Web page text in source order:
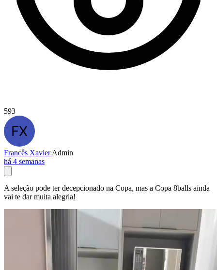
593
Francês XavierAdmin
há 4 semanas
A seleção pode ter decepcionado na Copa, mas a Copa 8balls ainda
vai te dar muita alegria!